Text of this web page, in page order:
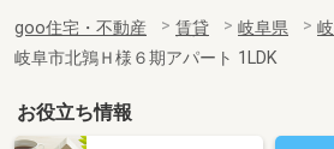
goo住宅・不動産 賃貸 岐阜県
岐阜市北鶉Ｈ様６期アパート 1LDK
お役立ち情報